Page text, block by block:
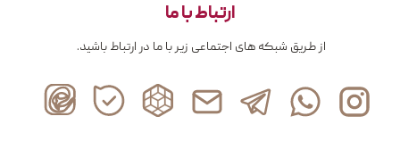
ارتباط با ما
از طریق شبکه های اجتماعی زیر با ما در ارتباط باشید.